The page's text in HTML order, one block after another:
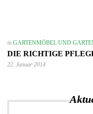
in GARTENMÖBEL UND
DIE RICHTIGE
22. Januar 2014